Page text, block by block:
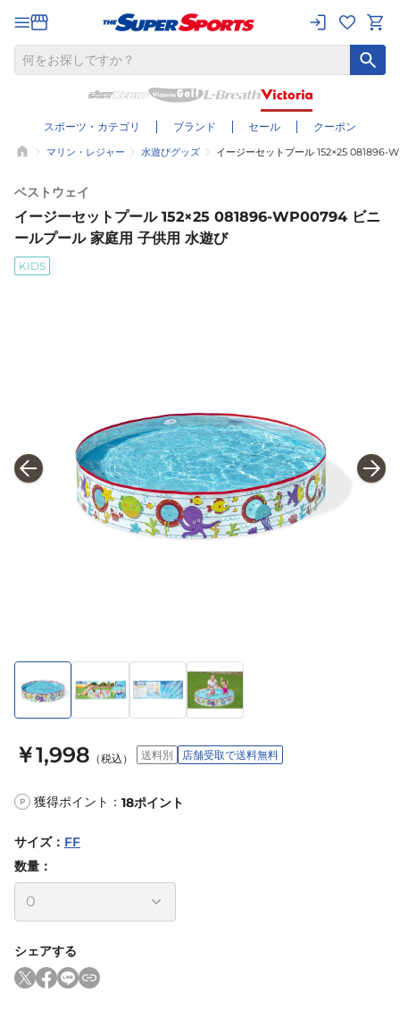
スポーツ・カテゴリ ブランド セール クーポン
マリン・レジャー 水遊びグッズ イージーセットプール 152×25 081896-
ベストウェイ
イージーセットプール 152×25 081896-WP00794 ビニ
ールプール 家庭用 子供用 水遊び
KIDS
￥1,998 （税込） 送料別 店舗受取で送料無料
P 獲得ポイント： 18ポイント
サイズ： FF
数量：
シェアする